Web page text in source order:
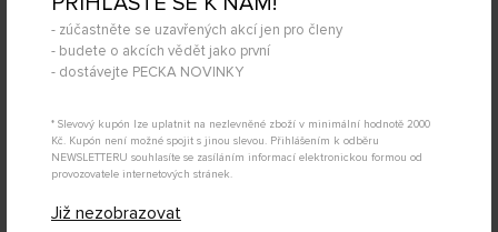
- zúčastněte se uzavřených akcí jen pro členy
- budete o akcích vědět jako první
- dostávejte PECKA NOVINKY
* Slevový kupón lze uplatnit na nezlevněné zboží v minimální hodnotě 2000
Kč. Kupón není možné spojit s jinou slevou. Přihlášením k odběru
NEWSLETTERU souhlasíte se zasíláním informací elektronickou formou od
provozovatele internetových stránek.
Již nezobrazovat
149 Kč